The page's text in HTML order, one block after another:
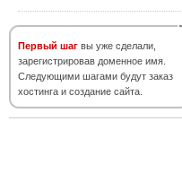
Первый шаг вы уже сделали,
зарегистрировав доменное имя.
Следующими шагами будут заказ
хостинга и создание сайта.